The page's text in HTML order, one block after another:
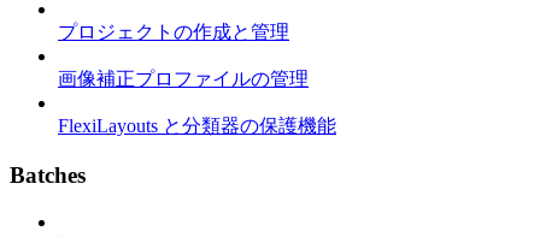
プロジェクトの作成と管理
画像補正プロファイルの管理
FlexiLayouts と分類器の保護機能
Batches